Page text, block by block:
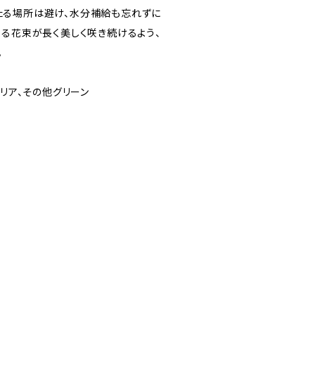
場所は避け、水分補給も忘れずに
花束が長く美しく咲き続けるよう、
ア、その他グリーン